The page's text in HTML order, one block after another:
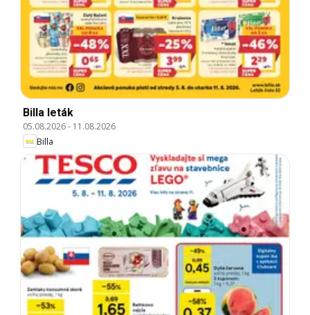
Billa leták
05.08.2026- 11.08.2026
Billa